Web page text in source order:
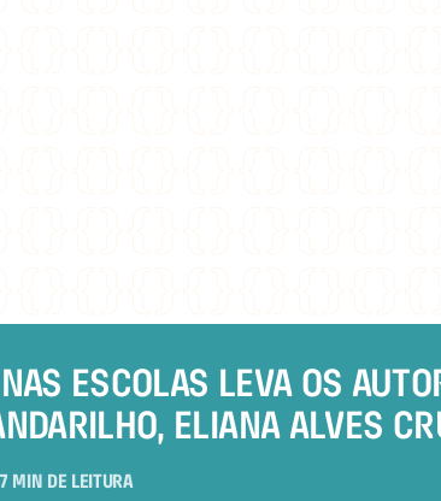
ESCOLAS LEVA OS
ELIANA ALVES
RIBEIRO
MIN DE LEITURA